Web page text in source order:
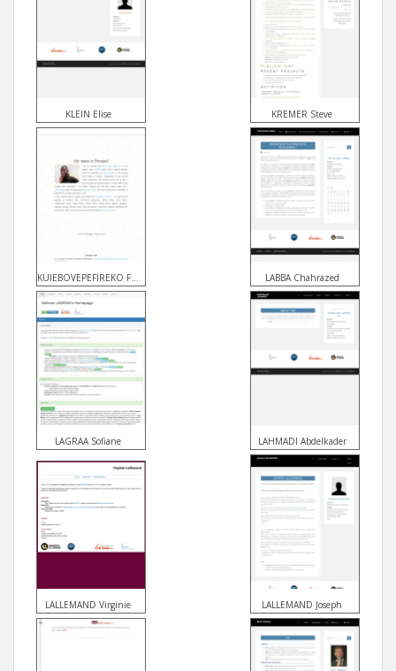
KLEIN Elise KREMER Steve
KUIEBOVEPEFIREKO Fernand LABBA Chahrazed
LAGRAA Sofiane LAHMADI Abdelkader
LALLEMAND Virginie LALLEMAND Joseph